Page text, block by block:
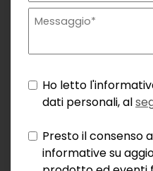
Ho letto
dati personali, al
Presto il consenso
informative su